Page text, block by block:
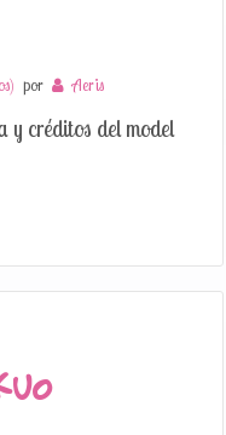
por Aeris
y créditos del model